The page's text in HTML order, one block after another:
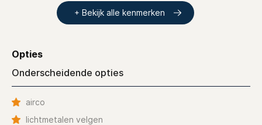
+ Bekijk alle kenmerken
Opties
Onderscheidende opties
airco
lichtmetalen velgen